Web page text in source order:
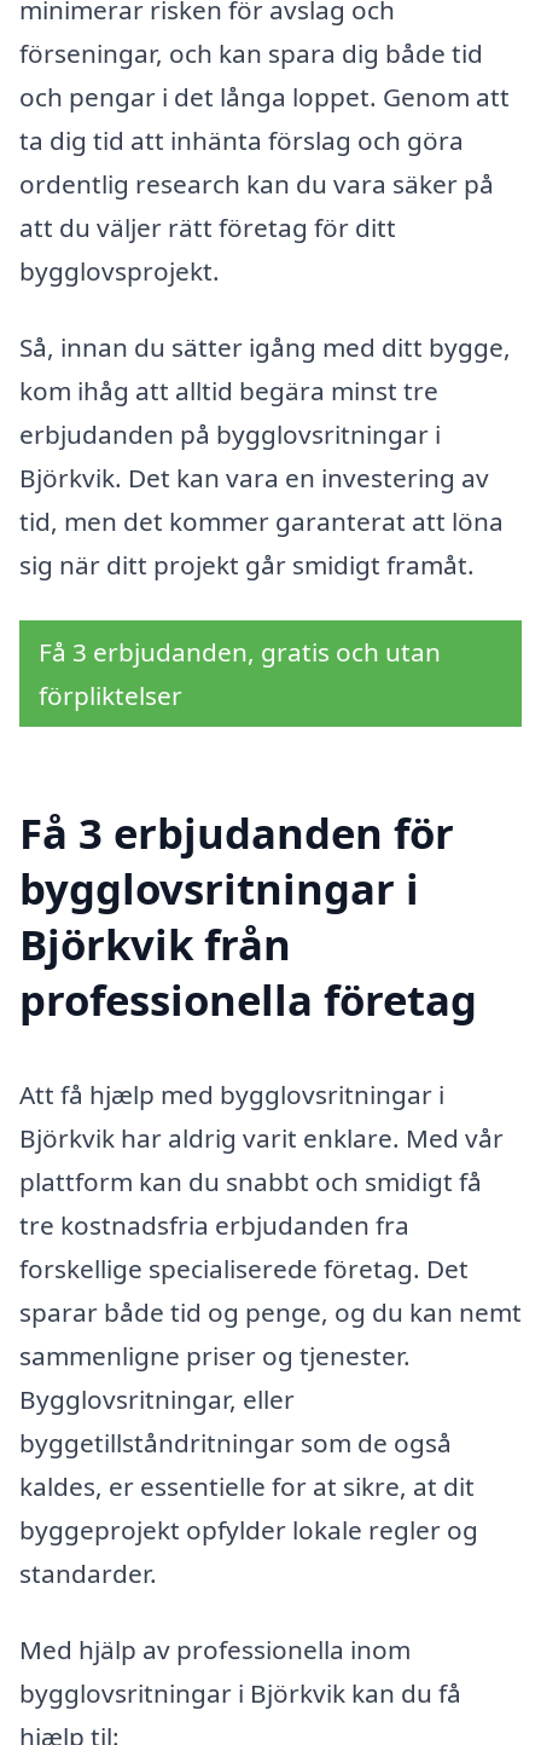
minimerar risken för avslag och
förseningar, och kan spara dig både tid
och pengar i det långa loppet. Genom att
ta dig tid att inhänta förslag och göra
ordentlig research kan du vara säker på
att du väljer rätt företag för ditt
bygglovsprojekt.
Så, innan du sätter igång med ditt bygge,
kom ihåg att alltid begära minst tre
erbjudanden på bygglovsritningar i
Björkvik. Det kan vara en investering av
tid, men det kommer garanterat att löna
sig när ditt projekt går smidigt framåt.
Få 3 erbjudanden, gratis och utan
förpliktelser
Få 3 erbjudanden för
bygglovsritningar i
Björkvik från
professionella företag
Att få hjælp med bygglovsritningar i
Björkvik har aldrig varit enklare. Med vår
plattform kan du snabbt och smidigt få
tre kostnadsfria erbjudanden fra
forskellige specialiserede företag. Det
sparar både tid og penge, og du kan nemt
sammenligne priser og tjenester.
Bygglovsritningar, eller
byggetillståndritningar som de også
kaldes, er essentielle for at sikre, at dit
byggeprojekt opfylder lokale regler og
standarder.
Med hjälp av professionella inom
bygglovsritningar i Björkvik kan du få
hjælp til: